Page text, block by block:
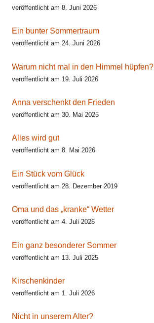
veröffentlicht am 8. Juni 2026
Ein bunter Sommertraum
veröffentlicht am 24. Juni 2026
Warum nicht mal in den Himmel hüpfen?
veröffentlicht am 19. Juli 2026
Anna verschenkt den Frieden
veröffentlicht am 30. Mai 2025
Alles wird gut
veröffentlicht am 8. Mai 2026
Ein Stück vom Glück
veröffentlicht am 28. Dezember 2019
Oma und das „kranke“ Wetter
veröffentlicht am 4. Juli 2026
Ein ganz besonderer Sommer
veröffentlicht am 13. Juli 2025
Kirschenkinder
veröffentlicht am 1. Juli 2026
Nicht in unserem Alter?